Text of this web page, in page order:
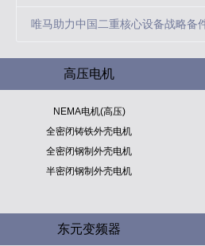
唯马助力中国二重核心设备战略备
高压电机
NEMA电机(高压)
全密闭铸铁外壳电机
全密闭钢制外壳电机
半密闭钢制外壳电机
东元变频器